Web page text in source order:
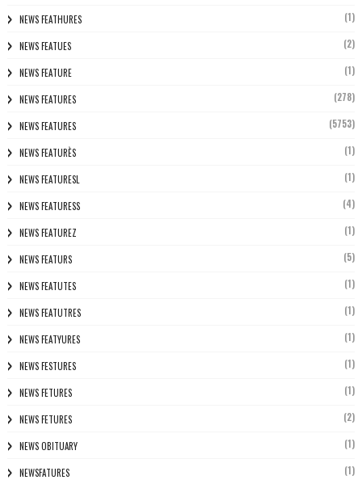
NEWS FEATHURES (1)
NEWS FEATUES (2)
NEWS FEATURE (1)
NEWS FEATURES (278)
NEWS FEATURES (5753)
NEWS FEATURÈS (1)
NEWS FEATURESL (1)
NEWS FEATURESS (4)
NEWS FEATUREZ (1)
NEWS FEATURS (5)
NEWS FEATUTES (1)
NEWS FEATUTRES (1)
NEWS FEATYURES (1)
NEWS FESTURES (1)
NEWS FETURES (1)
NEWS FETURES (2)
NEWS OBITUARY (1)
NEWSFATURES (1)